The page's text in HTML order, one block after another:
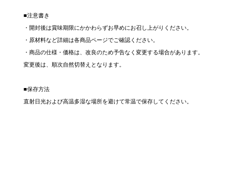
■注意書き
・開封後は賞味期限にかかわらずお早めにお召し上がりください。
・原材料など詳細は各商品ページでご確認ください。
・商品の仕様・価格は、改良のため予告なく変更する場合があります。
変更後は、順次自然切替えとなります。
■保存方法
直射日光および高温多湿な場所を避けて常温で保存してください。